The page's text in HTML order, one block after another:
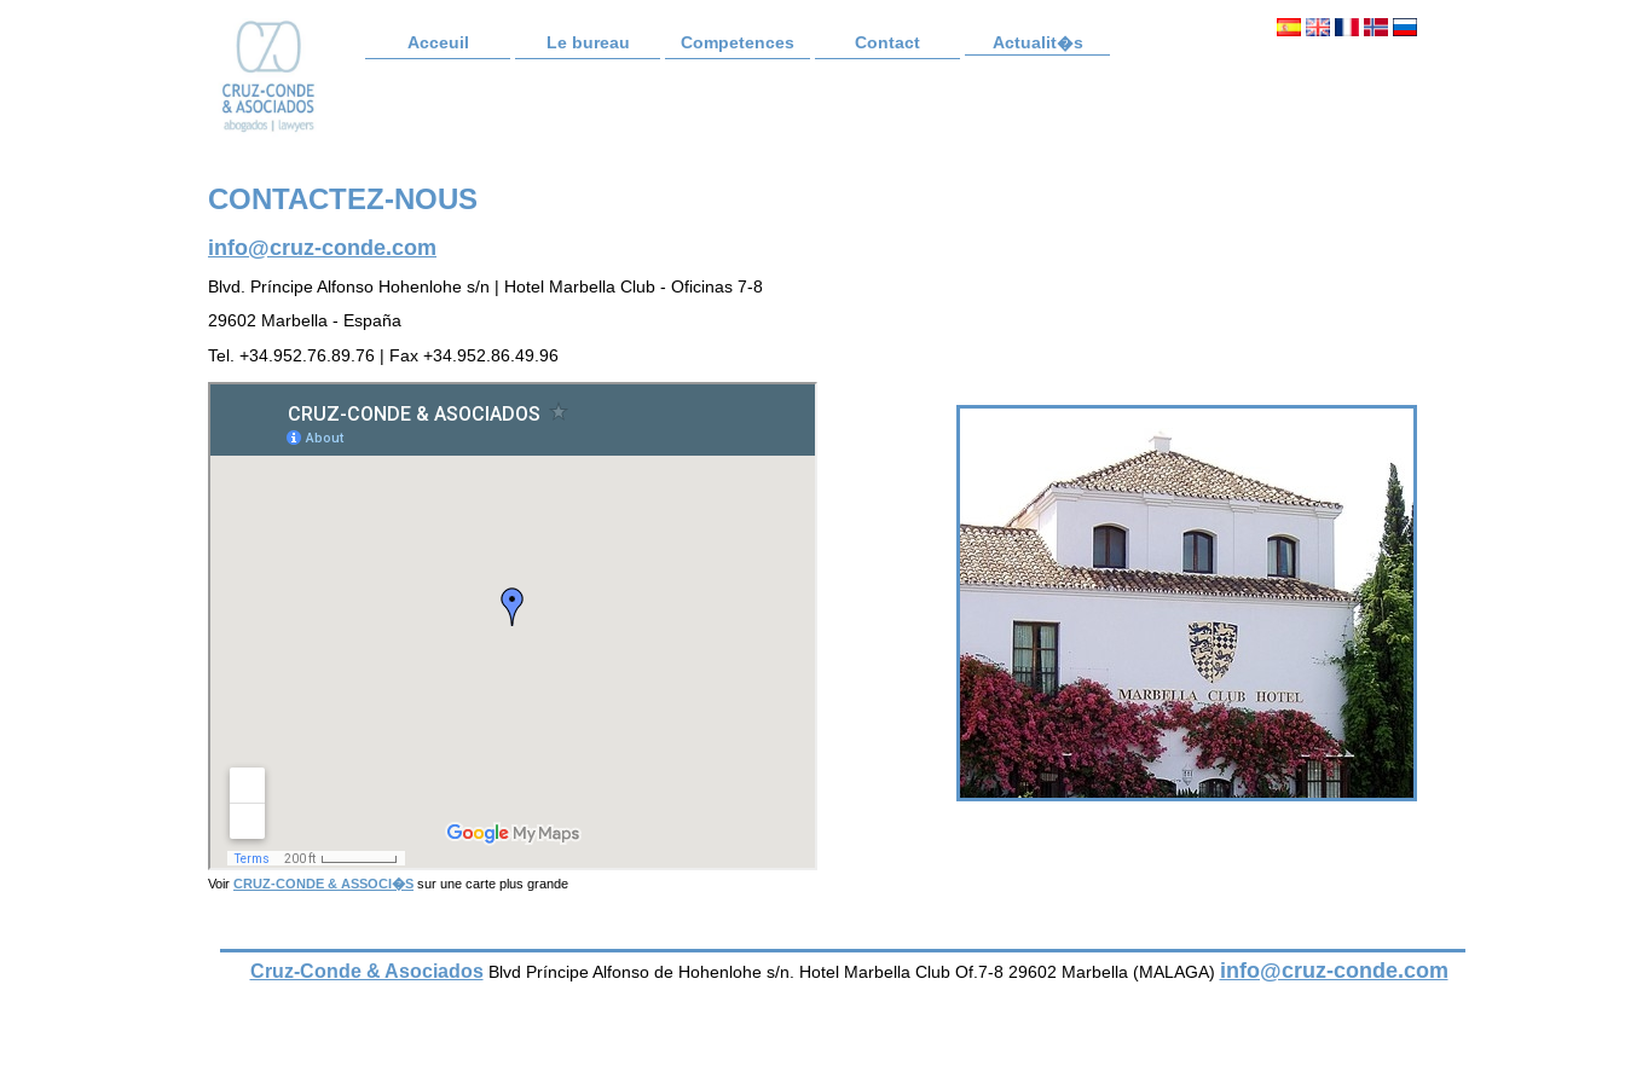
Acceuil Le bureau Competences Contact Actualit�s
CONTACTEZ-NOUS
info@cruz-conde.com
Blvd. Príncipe Alfonso Hohenlohe s/n | Hotel Marbella Club - Oficinas 7-8
29602 Marbella - España
Tel. +34.952.76.89.76 | Fax +34.952.86.49.96
Voir CRUZ-CONDE & ASSOCI�S sur une carte plus grande
Cruz-Conde & Asociados Blvd Príncipe Alfonso de Hohenlohe s/n. Hotel Marbella Club Of.7-8 29602 Marbella (MALAGA) info@cruz-conde.com